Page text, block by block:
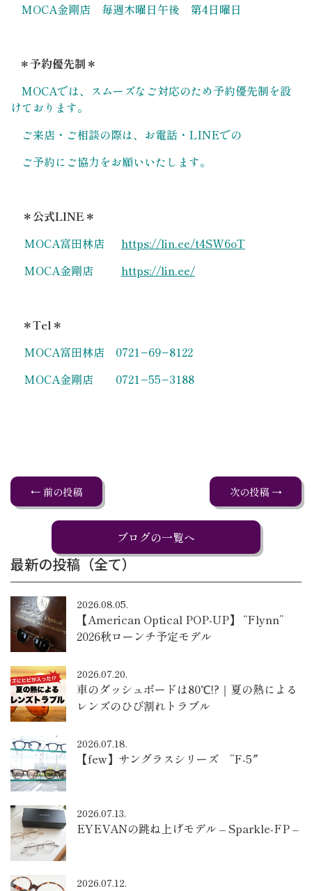
MOCA金剛店 毎週木曜日午後 第4日曜日
＊予約優先制＊
MOCAでは、スムーズなご対応のため予約優先制を設
けております。
ご来店・ご相談の際は、お電話・LINEでの
ご予約にご協力をお願いいたします。
＊公式LINE＊
MOCA富田林店 https://lin.ee/t4SW6oT
MOCA金剛店 https://lin.ee/
＊Tel＊
MOCA富田林店 0721−69−8122
MOCA金剛店 0721−55−3188
← 前の投稿 次の投稿 →
ブログの一覧へ
最新の投稿（全て）
2026.08.05.
【American Optical POP-UP】 “Flynn”
2026秋ローンチ予定モデル
2026.07.20.
車のダッシュボードは80℃!?｜夏の熱による
レンズのひび割れトラブル
2026.07.18.
【few】サングラスシリーズ ”F-5″
2026.07.13.
EYEVANの跳ね上げモデル – Sparkle-FP –
2026.07.12.